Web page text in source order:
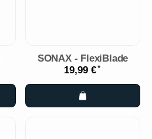
SONAX - FlexiBlade
19,99 €*